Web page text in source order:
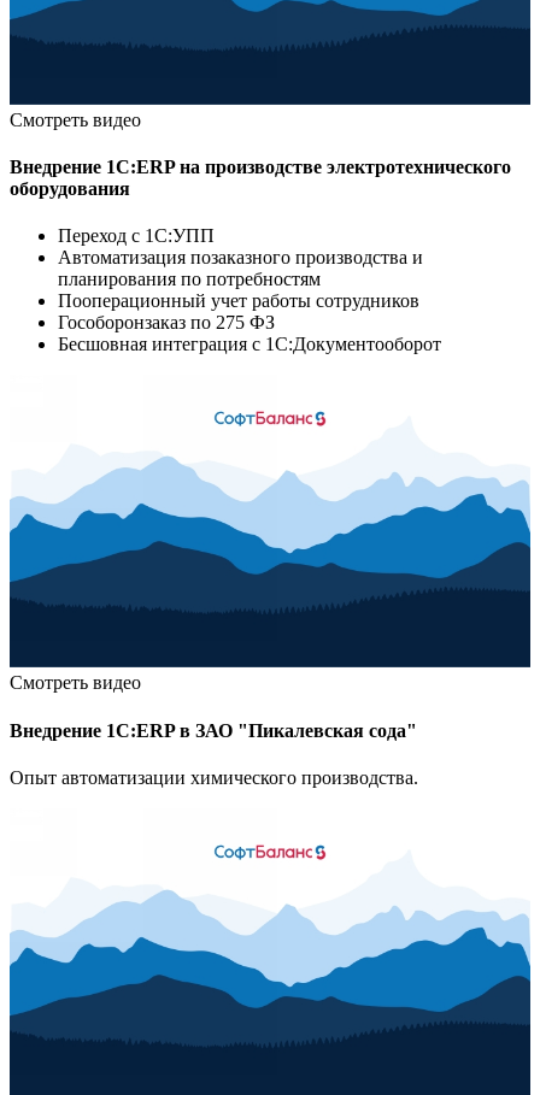
Смотреть видео
Внедрение 1С:ERP на производстве электротехнического
оборудования
Переход с 1С:УПП
Автоматизация позаказного производства и
планирования по потребностям
Пооперационный учет работы сотрудников
Гособоронзаказ по 275 ФЗ
Бесшовная интеграция с 1С:Документооборот
Смотреть видео
Внедрение 1С:ERP в ЗАО "Пикалевская сода"
Опыт автоматизации химического производства.